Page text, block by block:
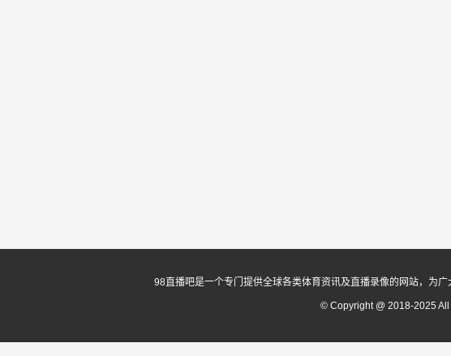
98直播吧是一个专门提供全球各类体育资讯及直播录像的网站，为
© Copyright @ 2018-2025